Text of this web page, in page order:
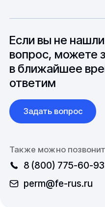
до 6 месяцев
вопросы связанные
международной
Если вы не
вопрос, можете
в ближайшее
ответим
Задать вопрос
Также можно
8 (800) 775-60-93
perm@fe-rus.ru